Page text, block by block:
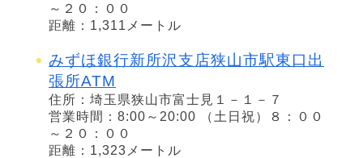
～２０：００
距離：1,311メートル
みずほ銀行新所沢支店狭山市駅東口出
張所ATM
住所：埼玉県狭山市富士見１－１－７
営業時間：8:00～20:00 （土日祝）８：００
～２０：００
距離：1,323メートル